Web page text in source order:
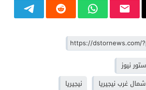
نيوز
شمال غرب نيجيريا
نيجيريا